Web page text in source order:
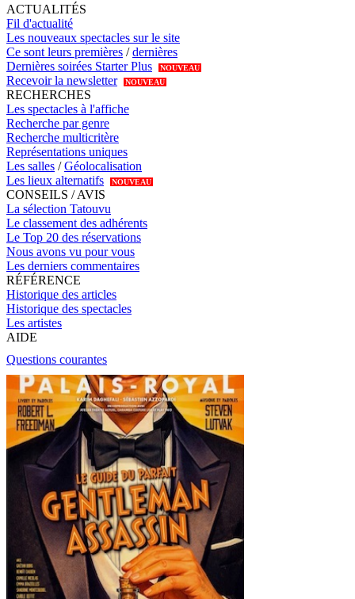
ACTUALITÉS
Fil d'actualité
Les nouveaux spectacles sur le site
Ce sont leurs premières /dernières
Dernières soirées Starter Plus
NOUVEAU
Recevoir la newsletter NOUVEAU
RECHERCHES
Les spectacles à l'affiche
Recherche par genre
Recherche multicritère
Représentations uniques
Les salles /Géolocalisation
Les lieux alternatifs
NOUVEAU
CONSEILS / AVIS
La sélection Tatouvu
Le classement des adhérents
Le Top 20 des réservations
Nous avons vu pour vous
Les derniers commentaires
RÉFÉRENCE
Historique des articles
Historique des spectacles
Les artistes
AIDE
Questions courantes